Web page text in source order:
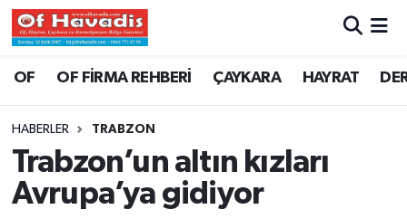
OF OF FİRMA REHBERİ ÇAYKARA HAYRAT
HABERLER TRABZON
Trabzon’un altın kızları
Avrupa’ya gidiyor
Trabzon Nöbetçi Eczaneler
Trabzon Namaz Vakitleri
Trabzon Trafik Yoğunluk Haritası